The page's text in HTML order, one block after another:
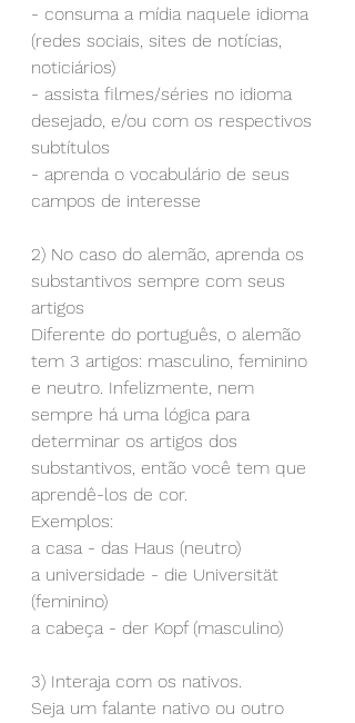
- consuma a mídia naquele idioma
(redes sociais, sites de notícias,
noticiários)
- assista filmes/séries no idioma
desejado, e/ou com os respectivos
subtítulos
- aprenda o vocabulário de seus
campos de interesse
2) No caso do alemão, aprenda os
substantivos sempre com seus
artigos
Diferente do português, o alemão
tem 3 artigos: masculino, feminino
e neutro. Infelizmente, nem
sempre há uma lógica para
determinar os artigos dos
substantivos, então você tem que
aprendê-los de cor.
Exemplos:
a casa - das Haus (neutro)
a universidade - die Universität
(feminino)
a cabeça - der Kopf (masculino)
3) Interaja com os nativos.
Seja um falante nativo ou outro